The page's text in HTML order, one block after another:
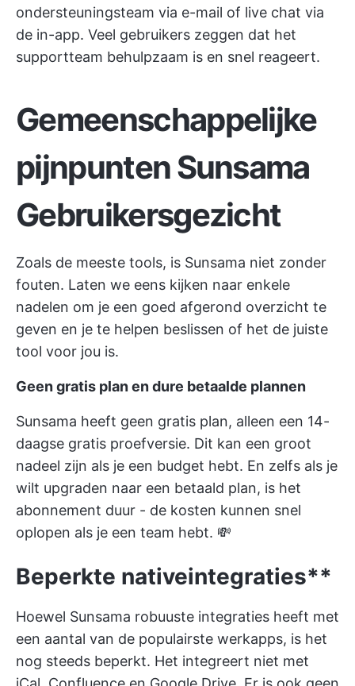
ondersteuningsteam via e-mail of live chat via
de in-app. Veel gebruikers zeggen dat het
supportteam behulpzaam is en snel reageert.
Gemeenschappelijke
pijnpuntenSunsama
Gebruikersgezicht
Zoals de meeste tools, is Sunsama niet zonder
fouten. Laten we eens kijken naar enkele
nadelen om je een goed afgerond overzicht te
geven en je te helpen beslissen of het de juiste
tool voor jou is.
Geen gratis plan en dure betaalde plannen
Sunsama heeft geen gratis plan, alleen een 14-
daagse gratis proefversie. Dit kan een groot
nadeel zijn als je een budget hebt. En zelfs als je
wilt upgraden naar een betaald plan, is het
abonnement duur - de kosten kunnen snel
oplopen als je een team hebt. 💸
Beperkte nativeintegraties**
Hoewel Sunsama robuuste integraties heeft met
een aantal van de populairste werkapps, is het
nog steeds beperkt. Het integreert niet met